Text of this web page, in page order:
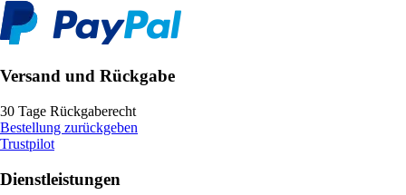
Versand und Rückgabe
30 Tage Rückgaberecht
Bestellung zurückgeben
Trustpilot
Dienstleistungen